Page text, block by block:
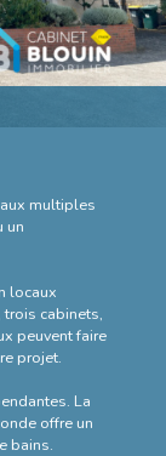
multiples
un
locaux
cabinets,
peuvent faire
projet.
La
offre un
bains.